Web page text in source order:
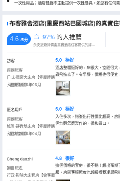
一次性用品；酒店餐廳不主動提供一次性餐具。如您有任何
布客雅舍酒店(重慶西站巴國城店)的真實
4.6 /5分 97% 的人推薦
永安旅遊評價由真實酒店住客提供的評價。
訪客
商務旅客
日式·飄窗大床房【零壓睡眠
+觀景落窗】
入住於2026年06月
5.0 極好
酒店整體挺好的，床很大，空間很
蟲飛進去了。有早餐，價格也很便宜
匿名用戶
商務旅客
城景·靜逸雙床房【零壓睡眠
+超大空間】
入住於2026年04月
5.0 極好
入住多次，錯峯出行性價比超高，
個炒麪怎麼製作的，很和胃口。
Chengxiaozhi
獨自旅遊
行政·影院大床套房【會客廳
4.8 很好
這個價格的套房，很不錯！超出預
服，房間客服態度也超級棒我凌晨